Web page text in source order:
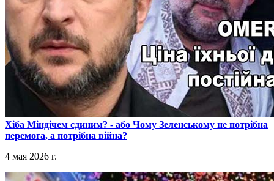
​Хіба Міндічем єдиним? - або Чому Зеленському не потрібна
перемога, а потрібна війна?
4 мая 2026 г.